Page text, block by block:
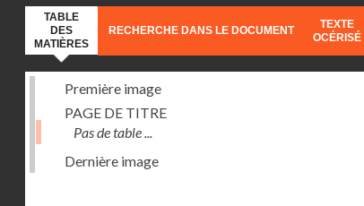
TABLE
DES
MATIÈRES
RECHERCHE DANS LE DOCUMENT
TEXTE
OCÉRISÉ
Première image
PAGE DE TITRE
Pas de table ...
Dernière image